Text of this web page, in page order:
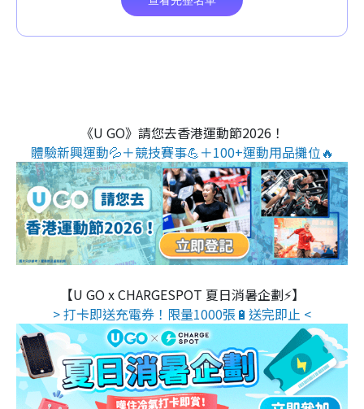
《U GO》請您去香港運動節2026！
體驗新興運動💦＋競技賽事💪＋100+運動用品攤位🔥
【U GO x CHARGESPOT 夏日消暑企劃⚡】
> 打卡即送充電券！限量1000張🔋送完即止 <